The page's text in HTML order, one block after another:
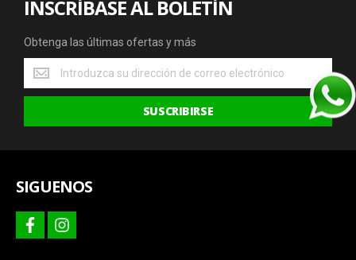
INSCRÍBASE AL BOLETÍN
Obtenga las últimas ofertas y más
Obtenga
las
últimas
y
SUSCRIBIRSE
SIGUENOS
facebookinstagram